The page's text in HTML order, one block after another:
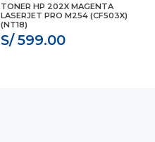
TONER HP 202X MAGENTA
LASERJET PRO M254 (CF503X)
(NT18)
S/ 599.00